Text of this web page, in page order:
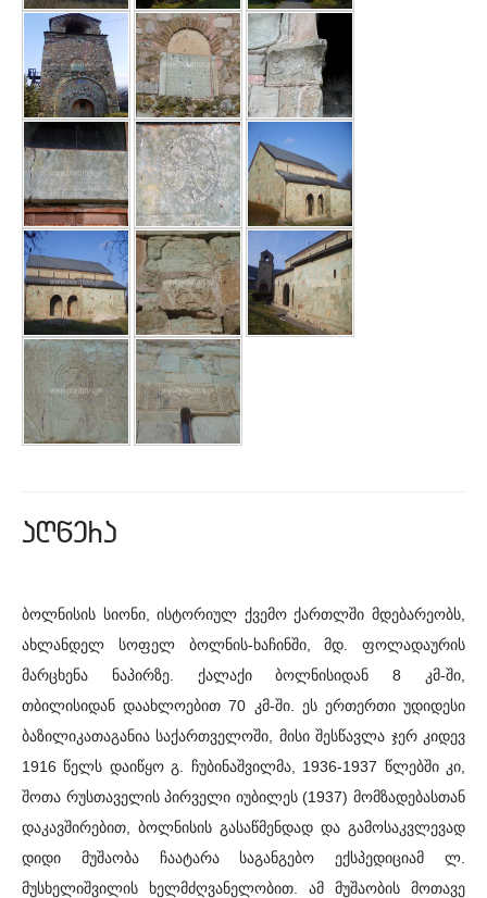
aRwera
ბოლნისის სიონი, ისტორიულ ქვემო ქართლში მდებარეობს,
ახლანდელ სოფელ ბოლნის-ხაჩინში, მდ. ფოლადაურის
მარცხენა ნაპირზე. ქალაქი ბოლნისიდან 8 კმ-ში,
თბილისიდან დაახლოებით 70 კმ-ში. ეს ერთერთი უდიდესი
ბაზილიკათაგანია საქართველოში, მისი შესწავლა ჯერ კიდევ
1916 წელს დაიწყო გ. ჩუბინაშვილმა, 1936-1937 წლებში კი,
შოთა რუსთაველის პირველი იუბილეს (1937) მომზადებასთან
დაკავშირებით, ბოლნისის გასაწმენდად და გამოსაკვლევად
დიდი მუშაობა ჩაატარა საგანგებო ექსპედიციამ ლ.
მუსხელიშვილის ხელმძღვანელობით. ამ მუშაობის მოთავე